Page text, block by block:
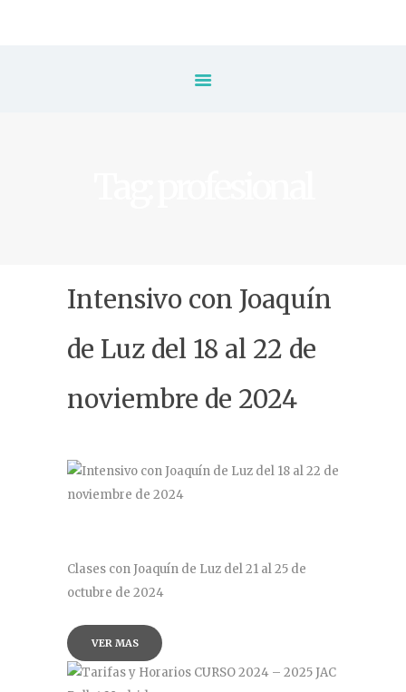
Escuela
Intensivo con Joaquín
de Luz del 18 al 22 de
noviembre de 2024
Clases con Joaquín de Luz del 21 al 25 de
octubre de 2024
VER MAS